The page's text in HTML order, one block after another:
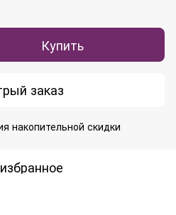
Купить
заказ
накопительной скидки